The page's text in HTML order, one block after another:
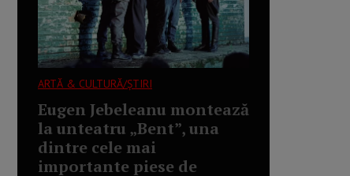
ARTĂ & CULTURĂ/ȘTIRI
Eugen Jebeleanu montează
la unteatru „Bent”, una
dintre cele mai
importante piese de